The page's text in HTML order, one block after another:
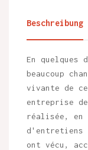
Beschreibung
En quelques
beaucoup
vivante de
entreprise
réalisée, en
d'entretiens
ont vécu,